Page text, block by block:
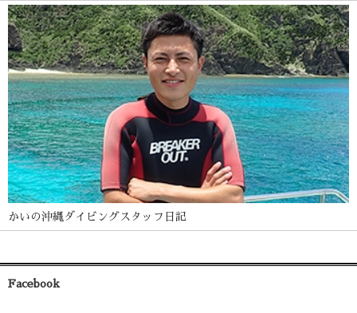
かいの沖縄ダイビングスタッフ日記
Facebook